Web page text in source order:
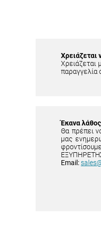
Χρειάζεται
Χρειάζεται
παραγγελία
Έκανα
Θα πρέπει
μας
Email: